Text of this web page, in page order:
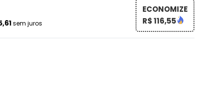
sem juros
ECONOMIZE
R$ 116,55